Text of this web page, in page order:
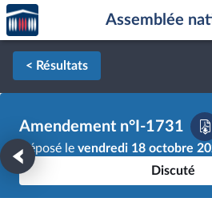
Aller au contenu
Aller en bas de la page
Accèder
à la
page
d'accueil
Assemblée
< Résultats
Amendement n°I-1731
Déposé le vendredi 18 octobre
Discuté